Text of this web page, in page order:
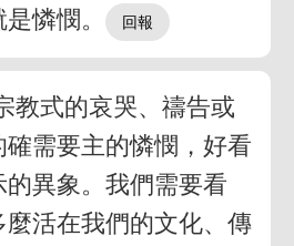
憐憫。
教式的哀哭、禱告或
需要主的憐憫，好看
的異象。我們需要看
麼活在我們的文化、傳